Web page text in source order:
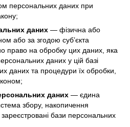
персональних даних при
даних — фізична або
або за згодою суб’єкта
право на обробку цих даних, яка
даних у цій базі
даних та процедури їх обробки,
даних — єдина
збору, накопичення
бази персональних